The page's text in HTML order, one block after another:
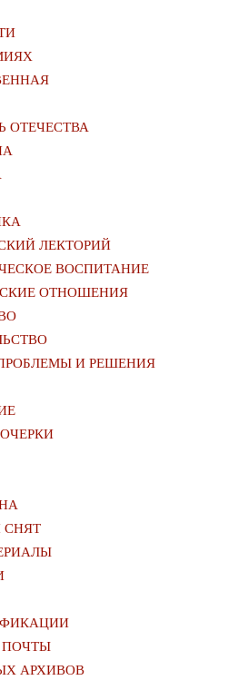
ОТЕЧЕСТВА
ЛЕКТОРИЙ
ВОСПИТАНИЕ
ОТНОШЕНИЯ
И РЕШЕНИЯ
СНЯТ
ПОЧТЫ
АРХИВОВ